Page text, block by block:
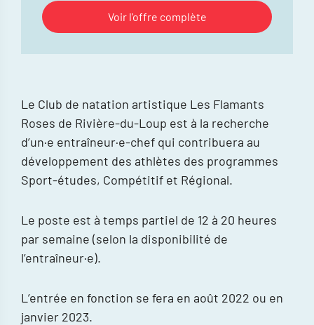
Le Club de natation artistique Les Flamants
Roses de Rivière-du-Loup est à la recherche
d’un·e entraîneur·e-chef qui contribuera au
développement des athlètes des programmes
Sport-études, Compétitif et Régional.
Le poste est à temps partiel de 12 à 20 heures
par semaine (selon la disponibilité de
l’entraîneur·e).
L’entrée en fonction se fera en août 2022 ou en
janvier 2023.
Voir l'offre complète